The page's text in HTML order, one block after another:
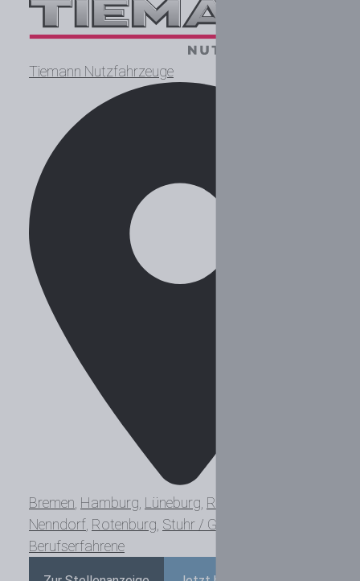
Tiemann Nutzfahrzeuge
Bremen Hamburg Lüneburg Rosengarten /
Nenndorf Rotenburg Stuhr / Groß Mackenstedt
Berufserfahrene